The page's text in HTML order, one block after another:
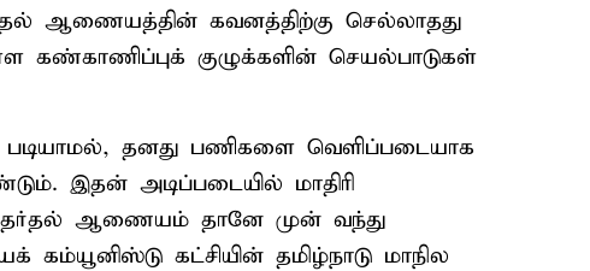
ஆணையத்தின் கவனத்திற்கு செல்லாதது
குழுக்களின் செயல்பாடுகள்
தனது பணிகளை வெளிப்படையாக
இதன் அடிப்படையில் மாதிரி
தேர்தல் ஆணையம் தானே முன் வந்து
கட்சியின் தமிழ்நாடு மாநில